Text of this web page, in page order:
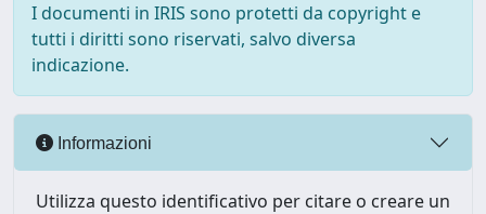
I documenti in IRIS sono protetti da copyright e
tutti i diritti sono riservati, salvo diversa
indicazione.
Informazioni
Utilizza questo identificativo per citare o creare un